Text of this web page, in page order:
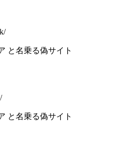
と名乗る偽サイト
と名乗る偽サイト